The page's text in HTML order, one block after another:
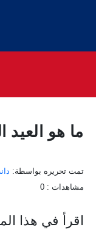
ما هو
تمت تحريره بواسطة:
مشاهدات : 0
اقرأ في هذا